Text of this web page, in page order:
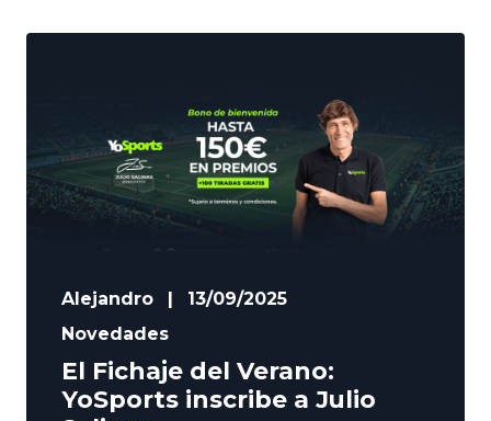
Alejandro
13/09/2025
Novedades
El Fichaje del Verano:
YoSports inscribe a Julio